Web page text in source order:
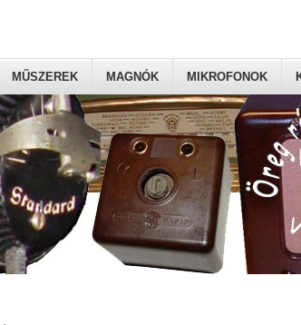
MŰSZEREK MAGNÓK MIKROFONOK